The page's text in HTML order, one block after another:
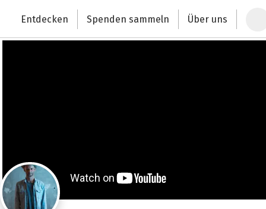
Deutschlands größte Spendenplattform
Entdecken Spenden sammeln Über uns